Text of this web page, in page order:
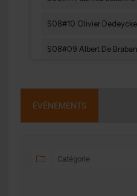
ÉVÉNEMENTS